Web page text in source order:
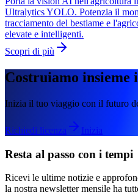
Ultralytics YOLO. Potenzia il
tracciamento del bestiame e
elevate e intelligenti.
Scopri di più
Costruiamo
Inizia il tuo viaggio con il futuro
Richiedi licenza Inizia
Resta al passo con i tempi
Ricevi le ultime notizie e
la nostra newsletter mensile ha